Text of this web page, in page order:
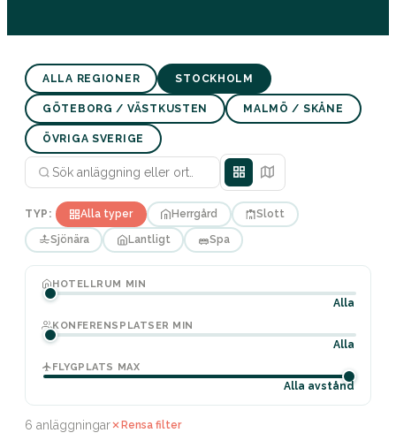
ALLA REGIONER STOCKHOLM
GÖTEBORG / VÄSTKUSTEN MALMÖ / SKÅNE
ÖVRIGA SVERIGE
TYP: Alla typer Herrgård Slott
Sjönära Lantligt Spa
HOTELLRUM MIN
Alla
KONFERENSPLATSER MIN
Alla
FLYGPLATS MAX
Alla avstånd
6 anläggningar Rensa filter